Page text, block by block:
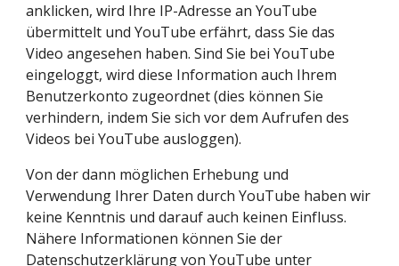
anklicken, wird Ihre IP-Adresse an YouTube
übermittelt und YouTube erfährt, dass Sie das
Video angesehen haben. Sind Sie bei YouTube
eingeloggt, wird diese Information auch Ihrem
Benutzerkonto zugeordnet (dies können Sie
verhindern, indem Sie sich vor dem Aufrufen des
Videos bei YouTube ausloggen).
Von der dann möglichen Erhebung und
Verwendung Ihrer Daten durch YouTube haben wir
keine Kenntnis und darauf auch keinen Einfluss.
Nähere Informationen können Sie der